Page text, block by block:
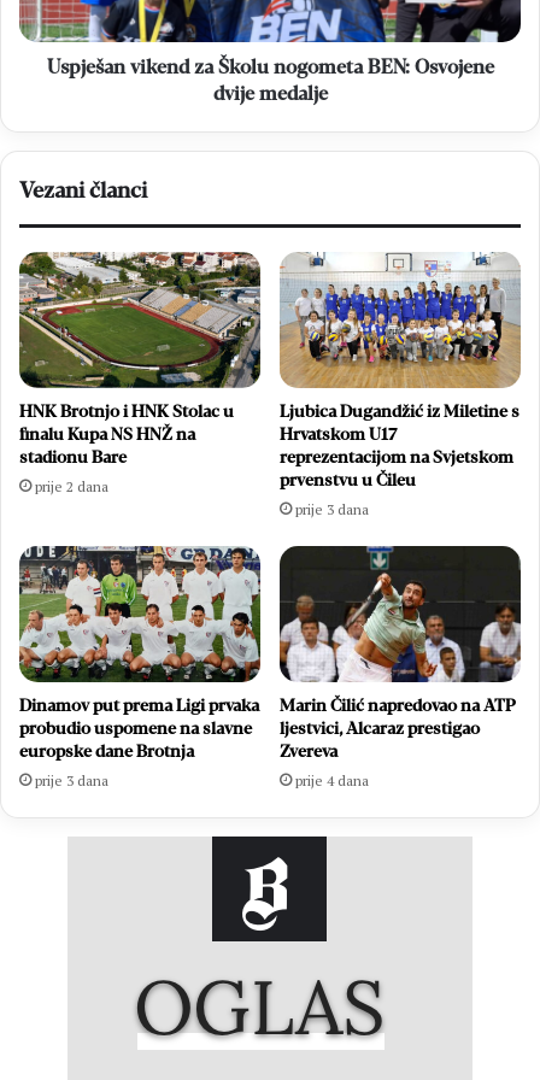
dvije
medalje
Uspješan vikend za Školu nogometa BEN: Osvojene
dvije medalje
Vezani članci
HNK Brotnjo i HNK Stolac u
finalu Kupa NS HNŽ na
stadionu Bare
prije 2 dana
Ljubica Dugandžić iz Miletine s
Hrvatskom U17
reprezentacijom na Svjetskom
prvenstvu u Čileu
prije 3 dana
Dinamov put prema Ligi prvaka
probudio uspomene na slavne
europske dane Brotnja
prije 3 dana
Marin Čilić napredovao na ATP
ljestvici, Alcaraz prestigao
Zvereva
prije 4 dana